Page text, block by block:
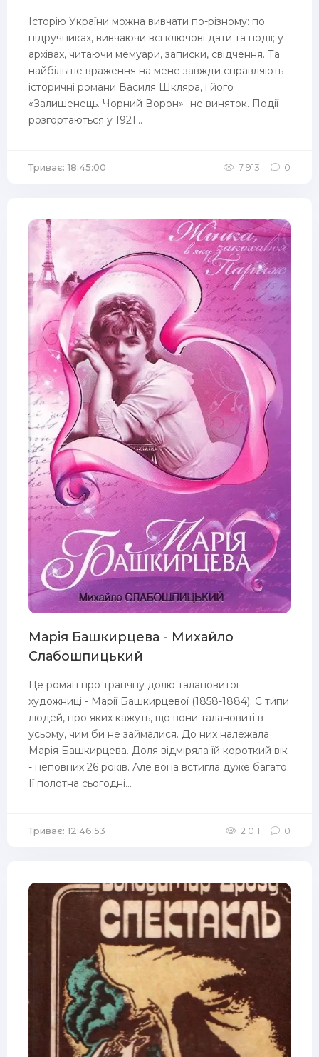
Історію України можна вивчати по-різному: по
підручниках, вивчаючи всі ключові дати та події; у
архівах, читаючи мемуари, записки, свідчення. Та
найбільше враження на мене завжди справляють
історичні романи Василя Шкляра, і його
«Залишенець. Чорний Ворон»- не виняток. Події
розгортаються у 1921...
Триває: 18:45:00 7 913 0
Марiя Башкирцева - Михайло
Слабошпицький
Це роман про трагічну долю талановитої
художниці - Марії Башкирцевої (1858-1884). Є типи
людей, про яких кажуть, що вони талановиті в
усьому, чим би не займалися. До них належала
Марія Башкирцева. Доля відміряла їй короткий вік
- неповних 26 років. Але вона встигла дуже багато.
Її полотна сьогодні...
Триває: 12:46:53 2 011 0